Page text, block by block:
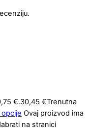
€.30,45 €Trenutna
Ovaj proizvod ima
na stranici